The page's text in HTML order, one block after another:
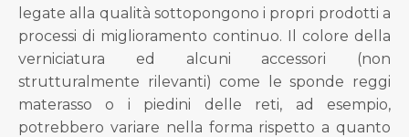
legate alla qualità sottopongono i propri prodotti a
processi di miglioramento continuo. Il colore della
verniciatura ed alcuni accessori (non
strutturalmente rilevanti) come le sponde reggi
materasso o i piedini delle reti, ad esempio,
potrebbero variare nella forma rispetto a quanto